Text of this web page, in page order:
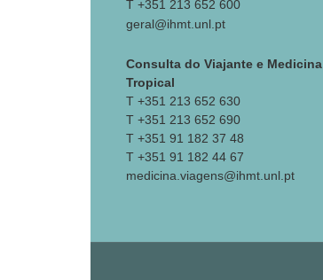
T +351 213 652 600
geral@ihmt.unl.pt
Consulta do Viajante e Medicina
Tropical
T +351 213 652 630
T +351 213 652 690
T +351 91 182 37 48
T +351 91 182 44 67
medicina.viagens@ihmt.unl.pt